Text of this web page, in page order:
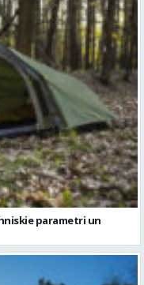
parametri un